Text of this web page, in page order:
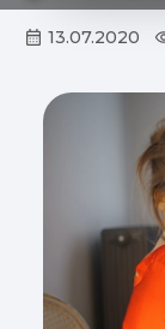
13.07.2020